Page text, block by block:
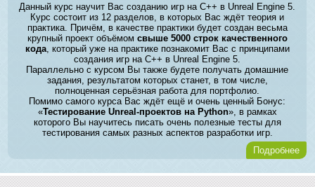
Данный курс научит Вас созданию игр на C++ в Unreal Engine 5.
Курс состоит из 12 разделов, в которых Вас ждёт теория и
практика. Причём, в качестве практики будет создан весьма
крупный проект объёмом свыше 5000 строк качественного
кода, который уже на практике познакомит Вас с принципами
создания игр на C++ в Unreal Engine 5.
Параллельно с курсом Вы также будете получать домашние
задания, результатом которых станет, в том числе,
полноценная серьёзная работа для портфолио.
Помимо самого курса Вас ждёт ещё и очень ценный Бонус:
«Тестирование Unreal-проектов на Python», в рамках
которого Вы научитесь писать очень полезные тесты для
тестирования самых разных аспектов разработки игр.
Подробнее